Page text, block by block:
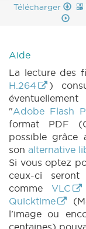
Télécharger
Aide
La lecture des
H.264
)
"Adobe Flash
format PDF
possible grâce
son alternative
Si vous optez
ceux-ci
comme VLC
Quicktime
l'image ou